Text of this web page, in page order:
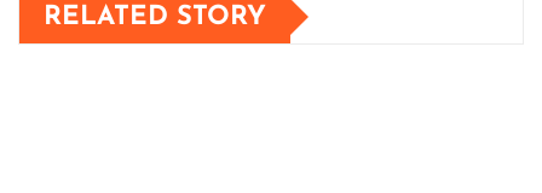
RELATED STORY